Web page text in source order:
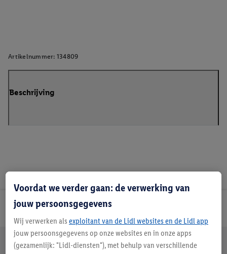
Artikelnummer: 134809
Beschrijving
Lidl Nieuwsbrief
Jouw voordelen bij ons als Lidl webshop klant
Gratis retourneren Veilig winkelen
Voordat we verder gaan: de verwerking van
jouw persoonsgegevens
Wij verwerken als exploitant van de Lidl websites en de Lidl app
jouw persoonsgegevens op onze websites en in onze apps
(gezamenlijk: "Lidl-diensten"), met behulp van verschillende